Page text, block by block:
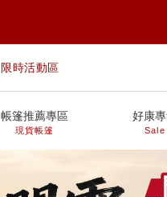
限時活動區
帳篷推薦專區
現貨帳篷
好康
Sale